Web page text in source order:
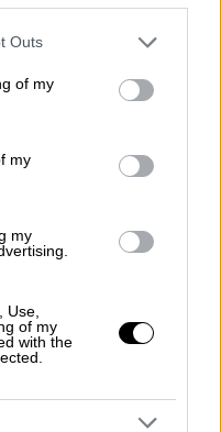
one or more Google
You may click to
its third-party tags to
in below Google
Outs
of my
my
my
Use,
of my
with the